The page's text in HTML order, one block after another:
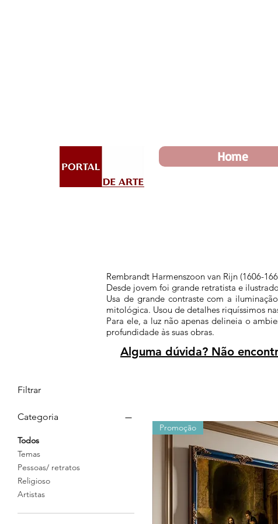
Home
Rembrandt Harmenszoon van Rijn (1606-
Desde jovem foi grande retratista e
Usa de grande contraste com a
mitológica. Usou de detalhes riquíssimos
Para ele, a luz não apenas delineia o
profundidade às suas obras.
Alguma dúvida? Não
Filtrar
Categoria
Todos
Temas
Pessoas/ retratos
Religioso
Artistas
Promoção